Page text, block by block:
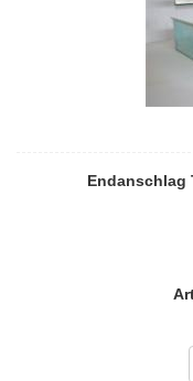
Endanschlag